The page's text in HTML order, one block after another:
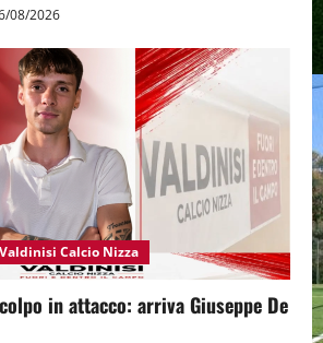
08/2026
Valdinisi Calcio Nizza
in attacco: arriva Giuseppe De